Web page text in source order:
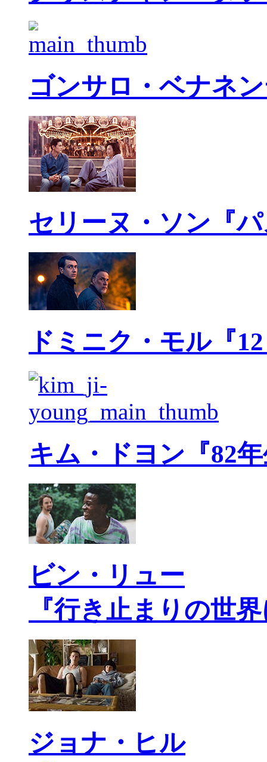
ゴンサロ・ベナネ
セリーヌ・ソン『
ドミニク・モル『
キム・ドヨン『82
ビン・リュー
『行き止まりの世
ジョナ・ヒル